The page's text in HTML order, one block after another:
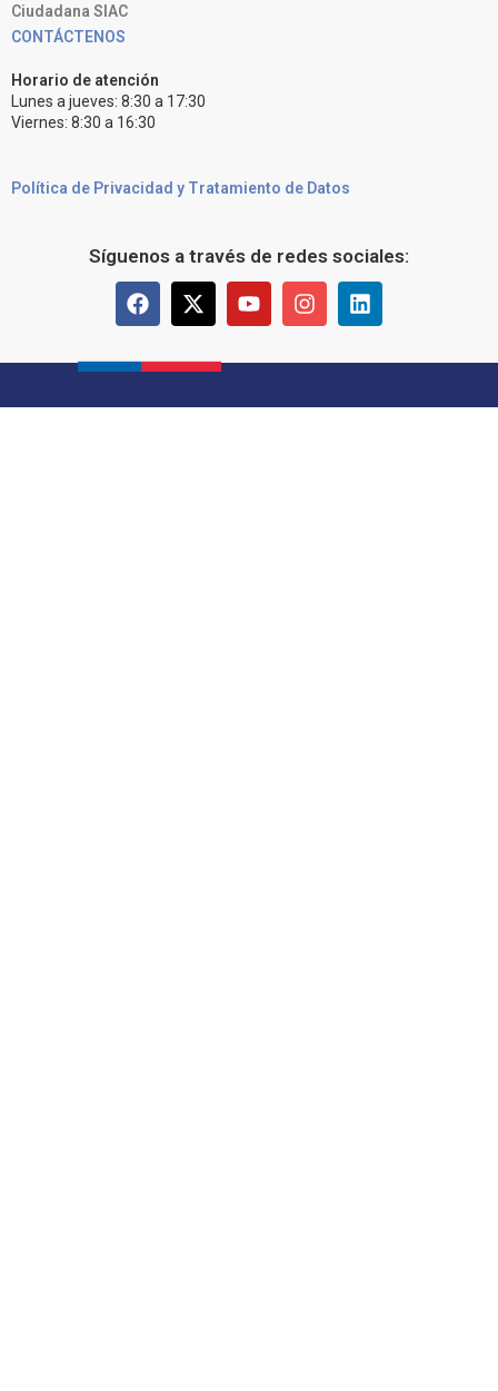
Ciudadana SIAC
CONTÁCTENOS
Horario de atención
Lunes a jueves: 8:30 a 17:30
Viernes: 8:30 a 16:30
Política de Privacidad y Tratamiento de Datos
Síguenos a través de redes sociales: